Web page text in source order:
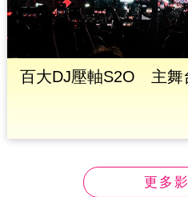
百大DJ壓軸S2O 主舞
更多